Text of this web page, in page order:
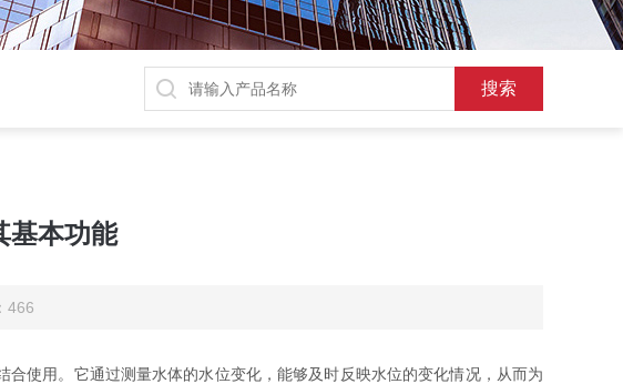
基本功能
466
使用。它通过测量水体的水位变化，能够及时反映水位的变化情况，从而为